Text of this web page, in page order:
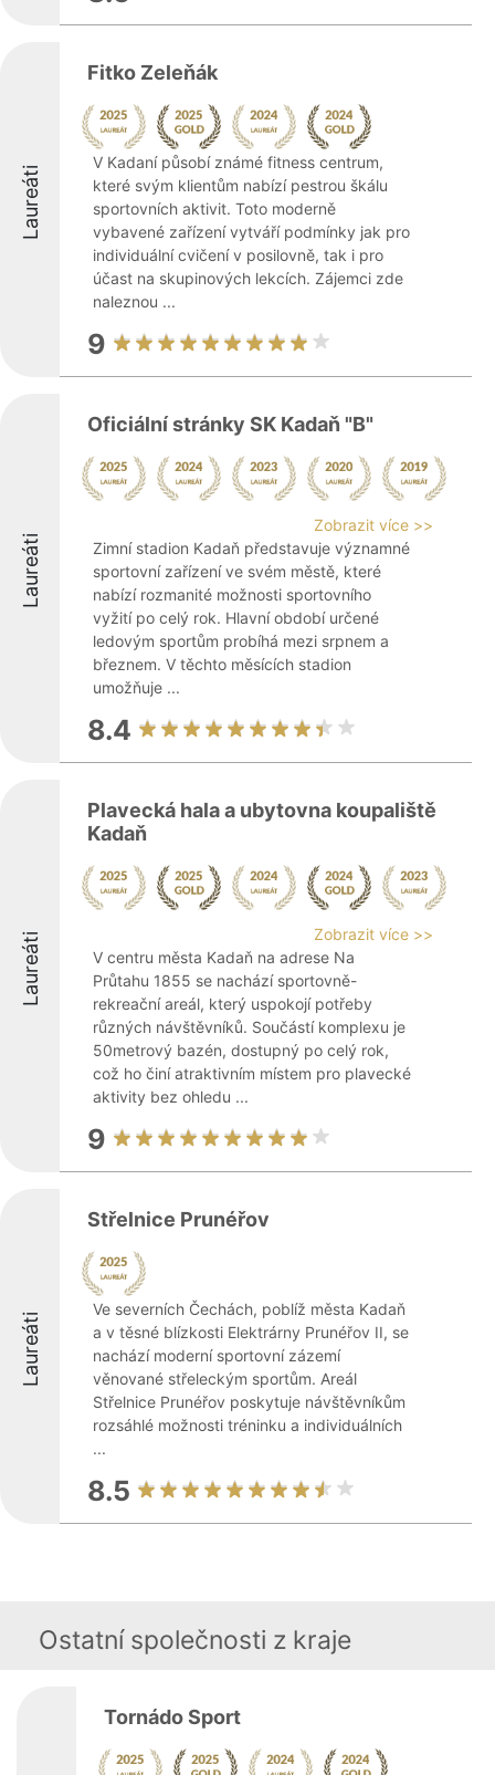
Laureáti
Fitko Zeleňák
V Kadaní působí známé fitness centrum,
které svým klientům nabízí pestrou škálu
sportovních aktivit. Toto moderně
vybavené zařízení vytváří podmínky jak pro
individuální cvičení v posilovně, tak i pro
účast na skupinových lekcích. Zájemci zde
naleznou ...
9
Laureáti
Oficiální stránky SK Kadaň "B"
Zobrazit více >>
Zimní stadion Kadaň představuje významné
sportovní zařízení ve svém městě, které
nabízí rozmanité možnosti sportovního
vyžití po celý rok. Hlavní období určené
ledovým sportům probíhá mezi srpnem a
březnem. V těchto měsících stadion
umožňuje ...
8.4
Laureáti
Plavecká hala a ubytovna koupaliště
Kadaň
Zobrazit více >>
V centru města Kadaň na adrese Na
Průtahu 1855 se nachází sportovně-
rekreační areál, který uspokojí potřeby
různých návštěvníků. Součástí komplexu je
50metrový bazén, dostupný po celý rok,
což ho činí atraktivním místem pro plavecké
aktivity bez ohledu ...
9
Laureáti
Střelnice Prunéřov
Ve severních Čechách, poblíž města Kadaň
a v těsné blízkosti Elektrárny Prunéřov II, se
nachází moderní sportovní zázemí
věnované střeleckým sportům. Areál
Střelnice Prunéřov poskytuje návštěvníkům
rozsáhlé možnosti tréninku a individuálních
...
8.5
Ostatní společnosti z kraje
Tornádo Sport